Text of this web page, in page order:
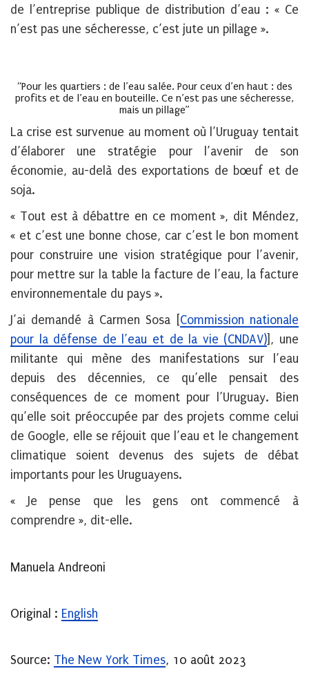
de l’entreprise publique de distribution d’eau : « Ce
n’est pas une sécheresse, c’est jute un pillage ».
“Pour les quartiers : de l’eau salée. Pour ceux d’en haut : des
profits et de l’eau en bouteille. Ce n’est pas une sécheresse,
mais un pillage”
La crise est survenue au moment où l’Uruguay tentait
d’élaborer une stratégie pour l’avenir de son
économie, au-delà des exportations de bœuf et de
soja.
« Tout est à débattre en ce moment », dit Méndez,
« et c’est une bonne chose, car c’est le bon moment
pour construire une vision stratégique pour l’avenir,
pour mettre sur la table la facture de l’eau, la facture
environnementale du pays ».
J’ai demandé à Carmen Sosa [ Commission nationale
pour la défense de l’eau et de la vie (CNDAV) ], une
militante qui mène des manifestations sur l’eau
depuis des décennies, ce qu’elle pensait des
conséquences de ce moment pour l’Uruguay. Bien
qu’elle soit préoccupée par des projets comme celui
de Google, elle se réjouit que l’eau et le changement
climatique soient devenus des sujets de débat
importants pour les Uruguayens.
« Je pense que les gens ont commencé à
comprendre », dit-elle.
Manuela Andreoni
Original : English
Source: The New York Times, 10 août 2023